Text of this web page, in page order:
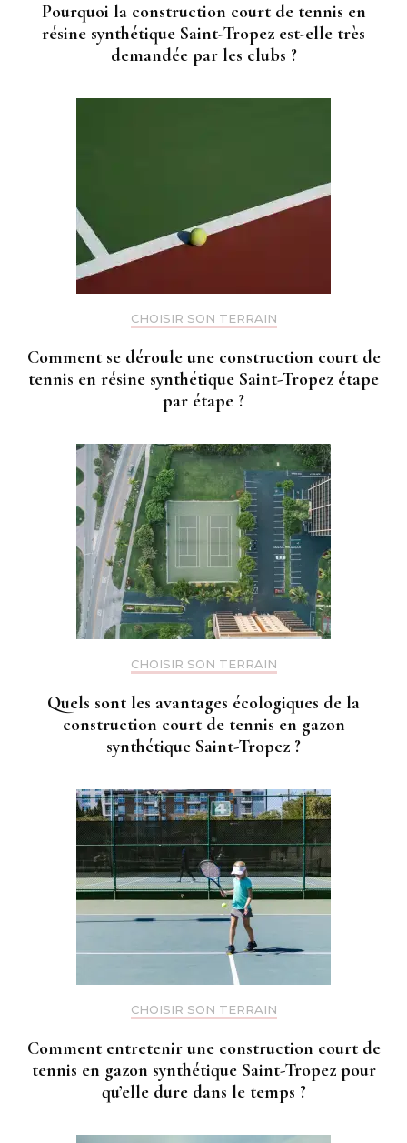
Pourquoi la construction court de tennis en
résine synthétique Saint-Tropez est-elle très
demandée par les clubs ?
CHOISIR SON TERRAIN
Comment se déroule une construction court de
tennis en résine synthétique Saint-Tropez étape
par étape ?
CHOISIR SON TERRAIN
Quels sont les avantages écologiques de la
construction court de tennis en gazon
synthétique Saint-Tropez ?
CHOISIR SON TERRAIN
Comment entretenir une construction court de
tennis en gazon synthétique Saint-Tropez pour
qu’elle dure dans le temps ?